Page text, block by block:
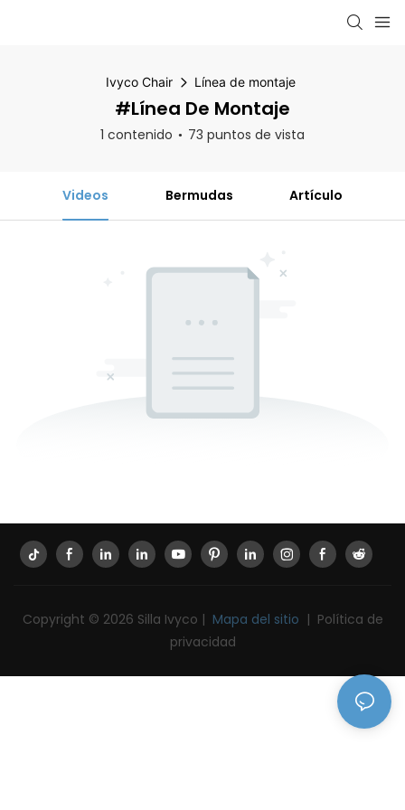
Ivyco Chair Línea de montaje
#Línea De Montaje
1 contenido 73 puntos de vista
Videos Bermudas Artículo
Copyright © 2026 Silla Ivyco | Mapa del sitio | Política de
privacidad